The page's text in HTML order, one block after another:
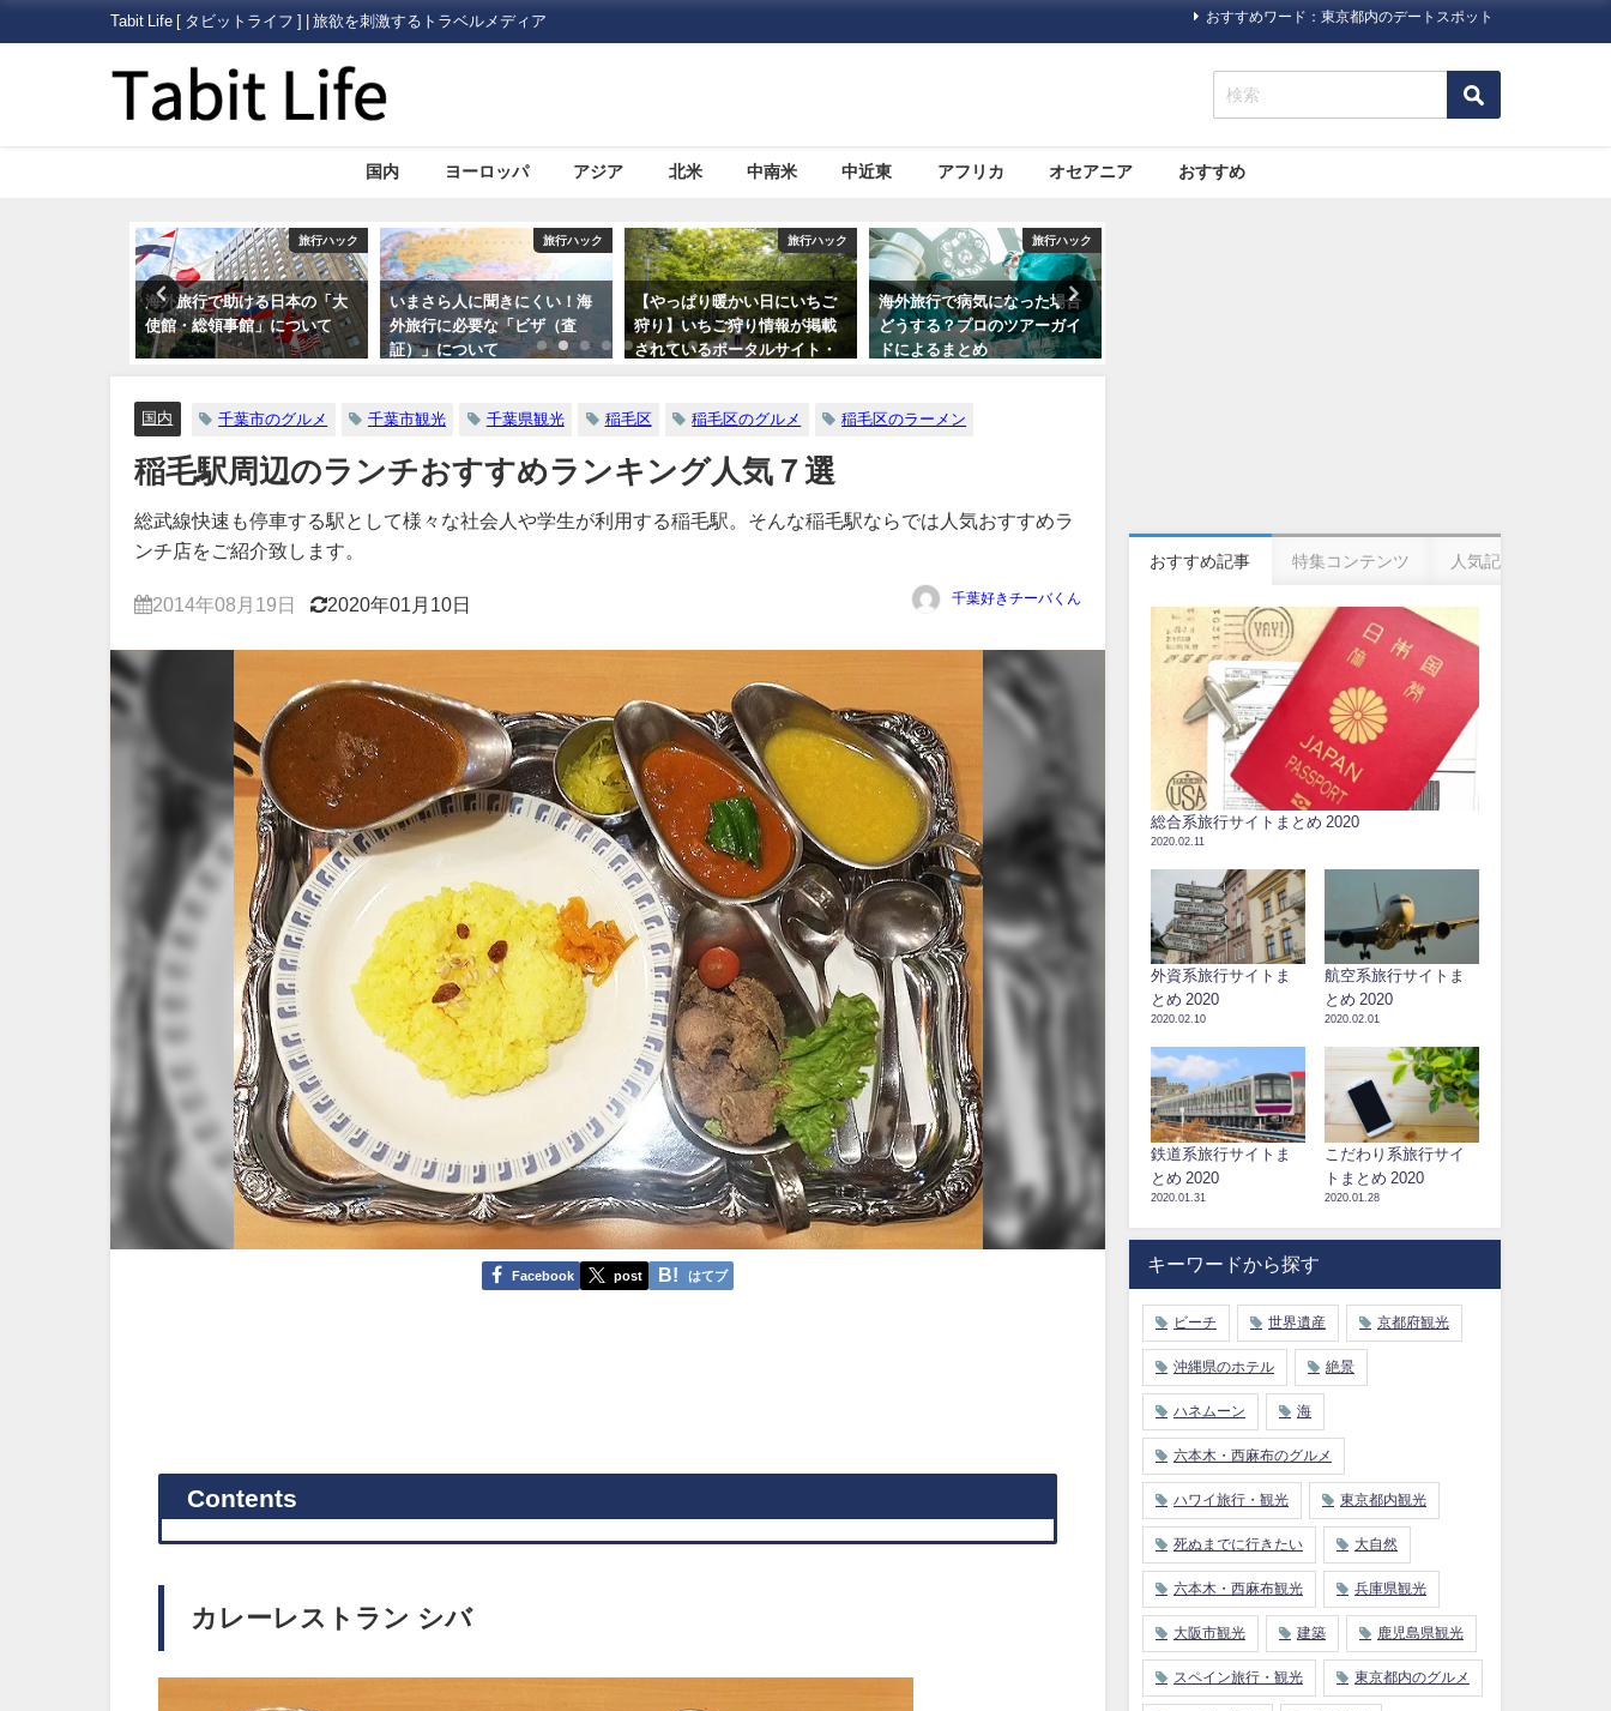
Tabit Life [ タビットライフ ] | 旅欲を刺激するトラベルメディア おすすめワード：東京都内のデートスポット
国内 ヨーロッパ アジア 北米 中南米 中近東 アフリカ オセアニア おすすめ
旅行ハック
いまさら人に聞きにくい！海
外旅行に必要な「ビザ（査
証）」について
旅行ハック
【やっぱり暖かい日にいちご
狩り】いちご狩り情報が掲載
されているポータルサイト・
情報サイトまとめ5つ
旅行ハック
海外旅行で病気になった場合
どうする？プロのツアーガイ
ドによるまとめ
旅行ハック
10代〜60代の100人に聞いた
「旅にいきたくなる本」第一
位発表
国内 千葉市のグルメ 千葉市観光 千葉県観光 稲毛区 稲毛区のグルメ 稲毛区のラーメン
稲毛駅周辺のランチおすすめランキング人気７選
総武線快速も停車する駅として様々な社会人や学生が利用する稲毛駅。そんな稲毛駅ならでは人気おすすめラ
ンチ店をご紹介致します。
2014年08月19日 2020年01月10日 千葉好きチーバくん
Facebook post はてブ
Contents
カレーレストラン シバ
おすすめ記事 特集コンテンツ 人気記事
総合系旅行サイトまとめ 2020
2020.02.11
外資系旅行サイトま
とめ 2020
2020.02.10
航空系旅行サイトま
とめ 2020
2020.02.01
鉄道系旅行サイトま
とめ 2020
2020.01.31
こだわり系旅行サイ
トまとめ 2020
2020.01.28
キーワードから探す
ビーチ 世界遺産 京都府観光
沖縄県のホテル 絶景
ハネムーン 海
六本木・西麻布のグルメ
ハワイ旅行・観光 東京都内観光
死ぬまでに行きたい 大自然
六本木・西麻布観光 兵庫県観光
大阪市観光 建築 鹿児島県観光
スペイン旅行・観光 東京都内のグルメ